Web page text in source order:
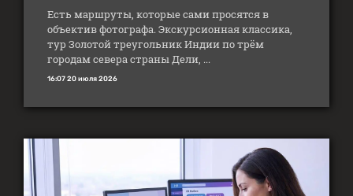
Есть маршруты, которые сами просятся в
объектив фотографа. Экскурсионная классика,
тур Золотой треугольник Индии по трём
городам севера страны Дели, ...
16:07 20 июля 2026